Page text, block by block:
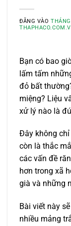
ĐĂNG VÀO
Bạn có bao
lấm tấm
đỏ bất
miệng? Liệu
xử lý nào là
Đây không
còn là thắc
các vấn đề
hơn trong xã
già và những
Bài viết này
nhiều mảng